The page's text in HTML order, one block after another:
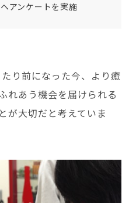
アンケートを実施
り前になった今、より癒
れあう機会を届けられる
が大切だと考えていま